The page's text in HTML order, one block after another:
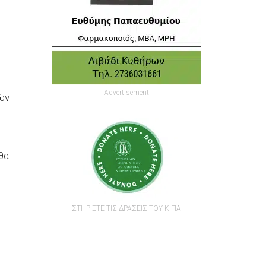
Advertisement
ΣΤΗΡΙΞΤΕ ΤΙΣ ΔΡΑΣΕΙΣ ΤΟΥ ΚΙΠΑ